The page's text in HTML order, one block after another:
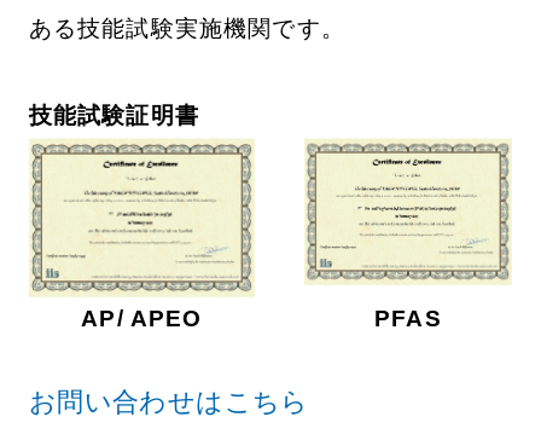
ある技能試験実施機関です。
技能試験証明書
AP/ APEO PFAS
お問い合わせはこちら